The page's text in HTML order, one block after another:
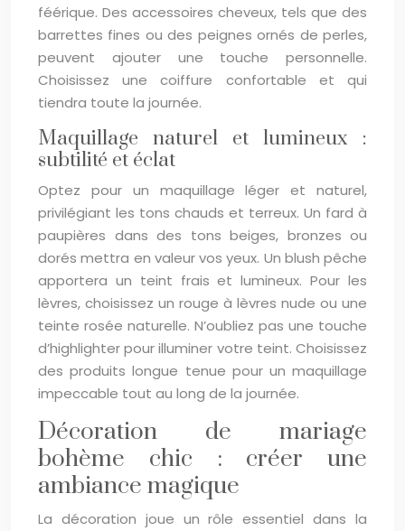
féérique. Des accessoires cheveux, tels que des
barrettes fines ou des peignes ornés de perles,
peuvent ajouter une touche personnelle.
Choisissez une coiffure confortable et qui
tiendra toute la journée.
Maquillage naturel et lumineux :
subtilité et éclat
Optez pour un maquillage léger et naturel,
privilégiant les tons chauds et terreux. Un fard à
paupières dans des tons beiges, bronzes ou
dorés mettra en valeur vos yeux. Un blush pêche
apportera un teint frais et lumineux. Pour les
lèvres, choisissez un rouge à lèvres nude ou une
teinte rosée naturelle. N’oubliez pas une touche
d’highlighter pour illuminer votre teint. Choisissez
des produits longue tenue pour un maquillage
impeccable tout au long de la journée.
Décoration de mariage
bohème chic : créer une
ambiance magique
La décoration joue un rôle essentiel dans la